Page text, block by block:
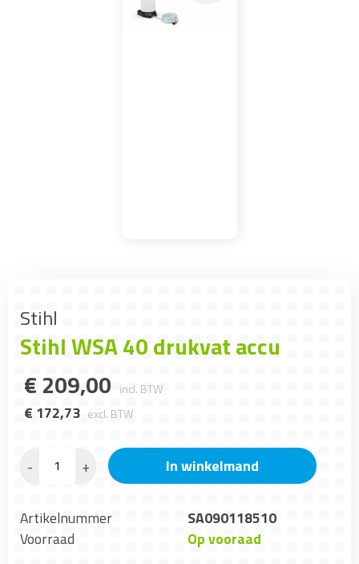
Stihl
Stihl WSA 40 drukvat accu
€ 209,00 incl. BTW
€ 172,73 excl. BTW
- + In winkelmand
Artikelnummer
SA090118510
Voorraad
Op vooraad